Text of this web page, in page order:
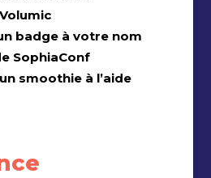
badge à votre nom
SophiaConf
smoothie à l’aide